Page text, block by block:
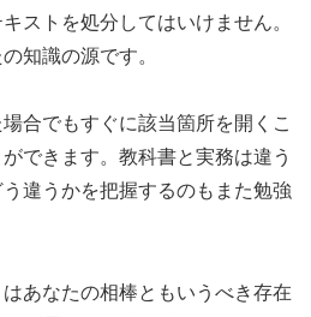
ストを処分してはいけません。
知識の源です。
合でもすぐに該当箇所を開くこ
できます。教科書と実務は違う
違うかを把握するのもまた勉強
あなたの相棒ともいうべき存在